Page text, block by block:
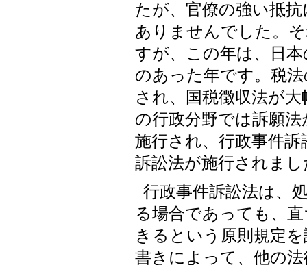
たが、官僚の強い抵
ありませんでした。
すが、この年は、日
のあった年です。税
され、国税徴収法が
の行政分野では訴願
施行され、行政事件
訴訟法が施行されまし
行政事件訴訟法は、
る場合であっても、
きるという原則規定
書きによって、他の